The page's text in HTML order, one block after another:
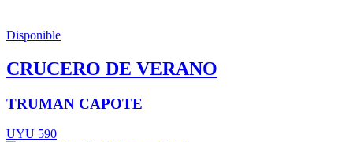
Disponible
CRUCERO DE VERANO
TRUMAN CAPOTE
UYU 590